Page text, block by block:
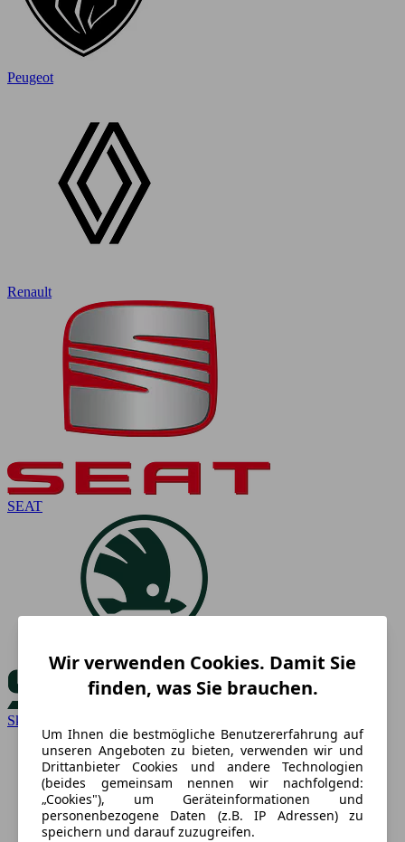
Peugeot
Renault
SEAT
Skoda
Wir verwenden Cookies. Damit Sie
finden, was Sie brauchen.
Um Ihnen die bestmögliche Benutzererfahrung auf
unseren Angeboten zu bieten, verwenden wir und
Drittanbieter Cookies und andere Technologien
(beides gemeinsam nennen wir nachfolgend:
„Cookies"), um Geräteinformationen und
personenbezogene Daten (z.B. IP Adressen) zu
speichern und darauf zuzugreifen.